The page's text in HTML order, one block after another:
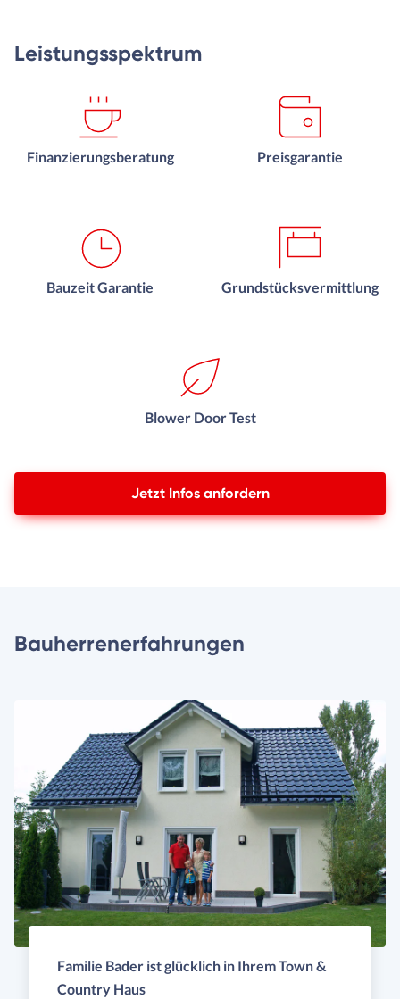
Leistungsspektrum
Finanzierungsberatung Preisgarantie
Bauzeit Garantie Grundstücksvermittlung
Blower Door Test
Jetzt Infos anfordern
Bauherrenerfahrungen
Familie Bader ist glücklich in Ihrem Town &
Country Haus